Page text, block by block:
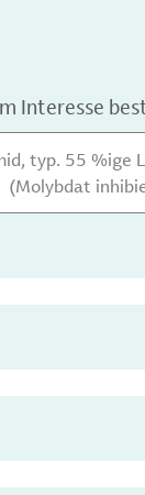
Interesse
typ. 55 %ige
(Molybdat